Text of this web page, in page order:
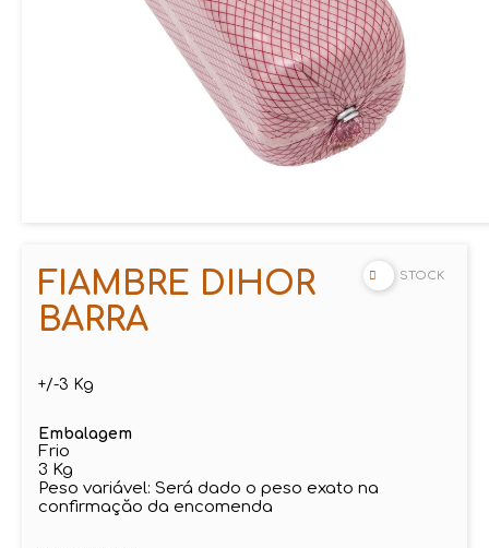
STOCK
FIAMBRE DIHOR
BARRA
+/-3 Kg
Embalagem
Frio
3 Kg
Peso variável: Será dado o peso exato na
confirmaçăo da encomenda